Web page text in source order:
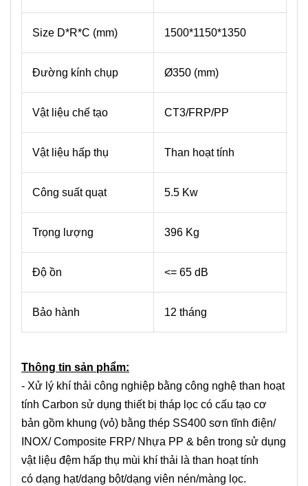
Size D*R*C (mm) 1500*1150*1350
Đường kính chụp Ø350 (mm)
Vật liệu chế tạo CT3/FRP/PP
Vật liệu hấp thụ Than hoạt tính
Công suất quạt 5.5 Kw
Trọng lượng 396 Kg
Độ ồn <= 65 dB
Bảo hành 12 tháng
Thông tin sản phẩm:
- Xử lý khí thải công nghiệp bằng công nghệ than hoạt
tính Carbon sử dụng thiết bị tháp lọc có cấu tạo cơ
bản gồm khung (vỏ) bằng thép SS400 sơn tĩnh điện/
INOX/ Composite FRP/ Nhựa PP & bên trong sử dụng
vật liệu đệm hấp thụ mùi khí thải là than hoạt tính
có dạng hạt/dạng bột/dạng viên nén/màng lọc.